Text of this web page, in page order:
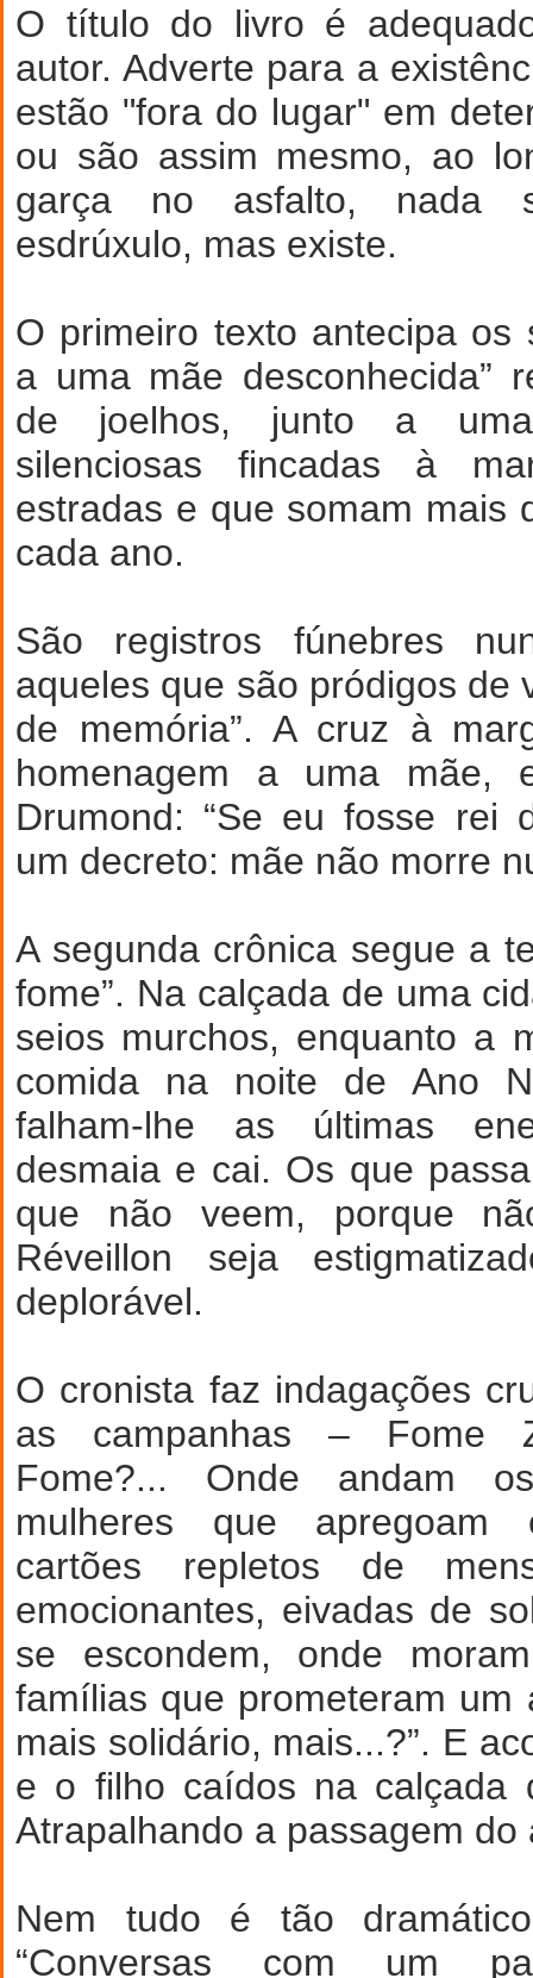
O título do livro é
autor. Adverte para a
estão "fora do lugar" em
ou são assim mesmo, ao
garça no asfalto, nada
esdrúxulo, mas existe.
O primeiro texto antecipa os
a uma mãe desconhecida”
de joelhos, junto a
silenciosas fincadas à
estradas e que somam mais
cada ano.
São registros fúnebres
aqueles que são pródigos de
de memória”. A cruz à
homenagem a uma mãe,
Drumond: “Se eu fosse rei
um decreto: mãe não morre
A segunda crônica segue a
fome”. Na calçada de uma
seios murchos, enquanto a
comida na noite de Ano
falham-lhe as últimas
desmaia e cai. Os que
que não veem, porque
Réveillon seja
deplorável.
O cronista faz indagações
as campanhas – Fome
Fome?... Onde andam
mulheres que apregoam
cartões repletos de
emocionantes, eivadas de
se escondem, onde
famílias que prometeram um
mais solidário, mais...?”. E
e o filho caídos na calçada
Atrapalhando a passagem do
Nem tudo é tão
“Conversas com um